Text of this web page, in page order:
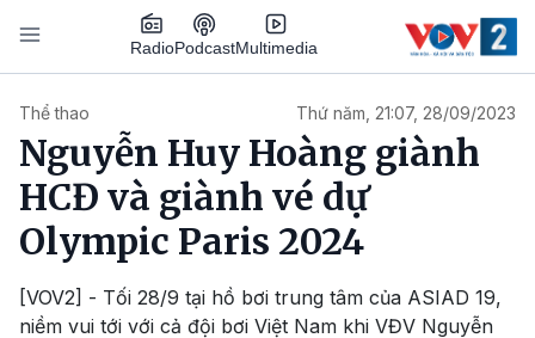
Nhảy đến nội dung
RadioPodcastMultimedia
Thể thao Thứ năm, 21:07, 28/09/2023
Nguyễn Huy Hoàng giành
HCĐ và giành vé dự
Olympic Paris 2024
[VOV2] - Tối 28/9 tại hồ bơi trung tâm của ASIAD 19,
niềm vui tới với cả đội bơi Việt Nam khi VĐV Nguyễn